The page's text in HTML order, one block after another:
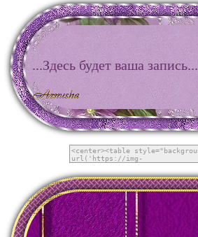
...Здесь будет ваша запись...